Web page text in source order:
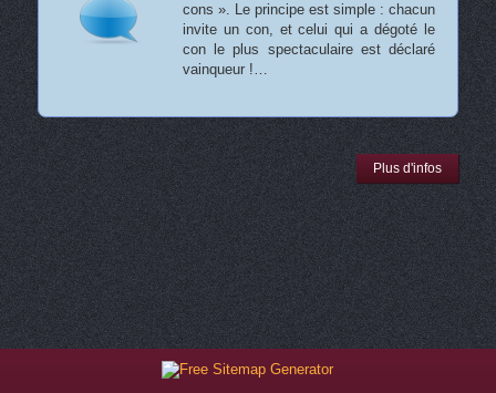
cons ». Le principe est simple : chacun
invite un con, et celui qui a dégoté le
con le plus spectaculaire est déclaré
vainqueur !…
Plus d'infos